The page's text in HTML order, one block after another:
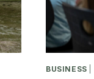
BUSINESS